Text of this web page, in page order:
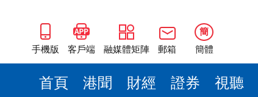
手機版 客戶端 融媒體矩陣 郵箱
簡
簡體
首頁 港聞 財經 證券 視聽